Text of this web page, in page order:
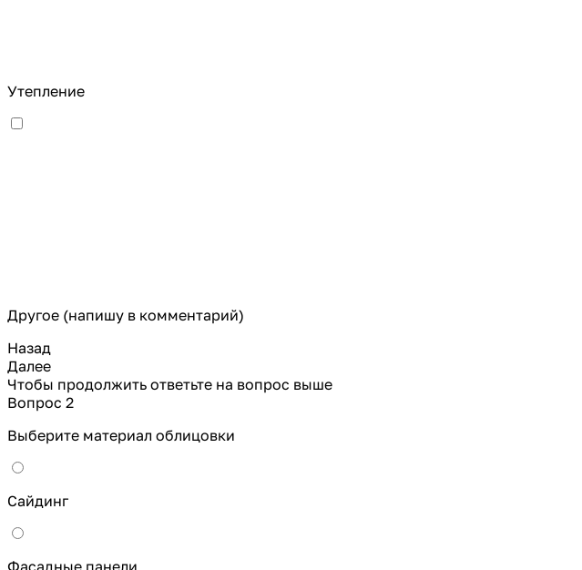
Утепление
Другое (напишу в комментарий)
Назад
Далее
Чтобы продолжить ответьте на вопрос выше
Вопрос 2
Выберите материал облицовки
Сайдинг
Фасадные панели